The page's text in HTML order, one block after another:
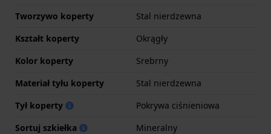
Tworzywo koperty
Stal nierdzewna
Kształt koperty
Okrągły
Kolor koperty
Srebrny
Materiał tyłu koperty
Stal nierdzewna
Tył koperty
Pokrywa ciśnieniowa
Sortuj szkiełka
Mineralny